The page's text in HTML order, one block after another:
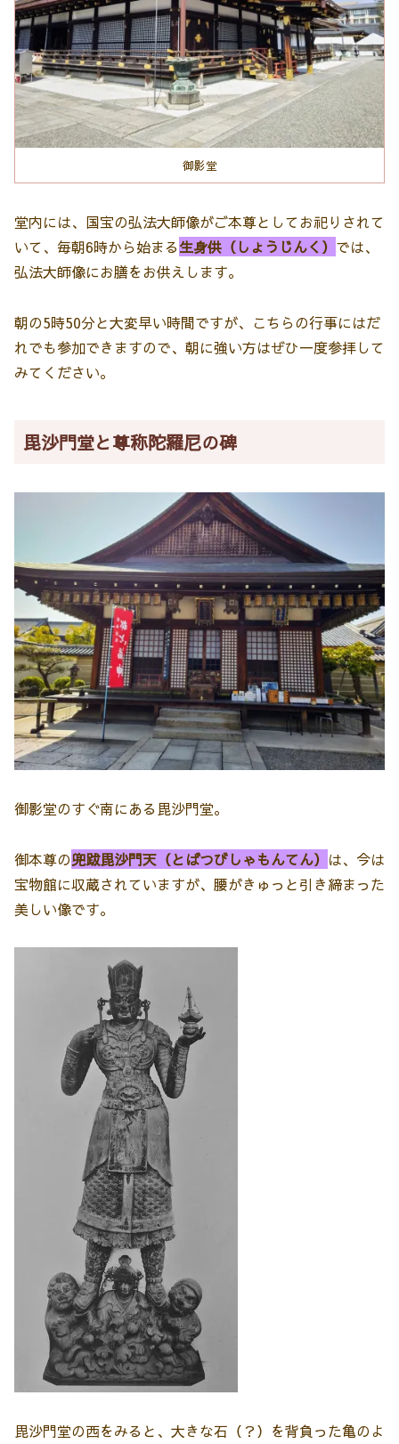
御影堂
堂内には、国宝の弘法大師像がご本尊としてお祀りされて
いて、毎朝6時から始まる生身供（しょうじんく） では、
弘法大師像にお膳をお供えします。
朝の5時50分と大変早い時間ですが、こちらの行事にはだ
れでも参加できますので、朝に強い方はぜひ一度参拝して
みてください。
毘沙門堂と尊称陀羅尼の碑
御影堂のすぐ南にある毘沙門堂。
御本尊の兜跋毘沙門天（とばつびしゃもんてん） は、今は
宝物館に収蔵されていますが、腰がきゅっと引き締まった
美しい像です。
毘沙門堂の西をみると、大きな石（？）を背負った亀のよ